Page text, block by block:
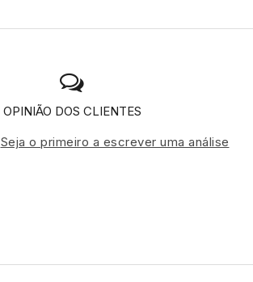
OPINIÃO DOS CLIENTES
Seja o primeiro a escrever uma análise